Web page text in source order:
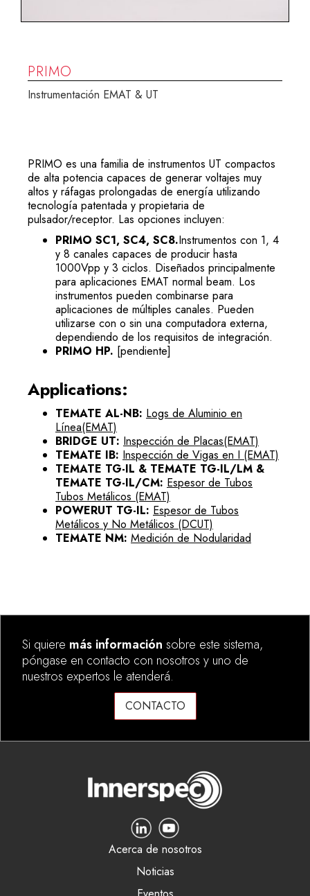
PRIMO
Instrumentación EMAT & UT
PRIMO es una familia de instrumentos UT compactos
de alta potencia capaces de generar voltajes muy
altos y ráfagas prolongadas de energía utilizando
tecnología patentada y propietaria de
pulsador/receptor. Las opciones incluyen:
PRIMO SC1, SC4, SC8.Instrumentos con 1, 4
y 8 canales capaces de producir hasta
1000Vpp y 3 ciclos. Diseñados principalmente
para aplicaciones EMAT normal beam. Los
instrumentos pueden combinarse para
aplicaciones de múltiples canales. Pueden
utilizarse con o sin una computadora externa,
dependiendo de los requisitos de integración.
PRIMO HP. [pendiente]
Applications:
TEMATE AL-NB: Logs de Aluminio en
Línea(EMAT)
BRIDGE UT: Inspección de Placas(EMAT)
TEMATE IB: Inspección de Vigas en I (EMAT)
TEMATE TG-IL & TEMATE TG-IL/LM &
TEMATE TG-IL/CM: Espesor de Tubos
Tubos Metálicos (EMAT)
POWERUT TG-IL: Espesor de Tubos
Metálicos y No Metálicos (DCUT)
TEMATE NM: Medición de Nodularidad
Si quiere más información sobre este sistema,
póngase en contacto con nosotros y uno de
nuestros expertos le atenderá.
CONTACTO
Acerca de nosotros
Noticias